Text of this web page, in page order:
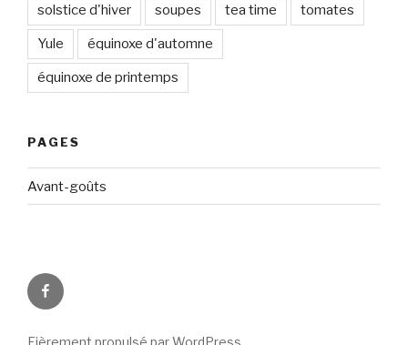
solstice d'hiver soupes tea time tomates
Yule équinoxe d'automne
équinoxe de printemps
PAGES
Avant-goûts
Circadismes
sur
Fièrement propulsé par WordPress